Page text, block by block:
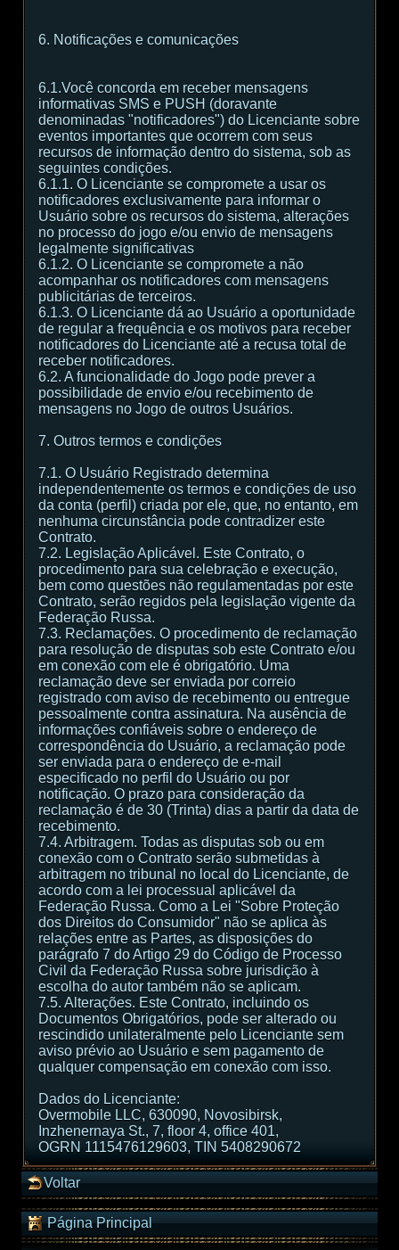
6. Notificações e comunicações
6.1.Você concorda em receber mensagens
informativas SMS e PUSH (doravante
denominadas "notificadores") do Licenciante sobre
eventos importantes que ocorrem com seus
recursos de informação dentro do sistema, sob as
seguintes condições.
6.1.1. O Licenciante se compromete a usar os
notificadores exclusivamente para informar o
Usuário sobre os recursos do sistema, alterações
no processo do jogo e/ou envio de mensagens
legalmente significativas
6.1.2. O Licenciante se compromete a não
acompanhar os notificadores com mensagens
publicitárias de terceiros.
6.1.3. O Licenciante dá ao Usuário a oportunidade
de regular a frequência e os motivos para receber
notificadores do Licenciante até a recusa total de
receber notificadores.
6.2. A funcionalidade do Jogo pode prever a
possibilidade de envio e/ou recebimento de
mensagens no Jogo de outros Usuários.
7. Outros termos e condições
7.1. O Usuário Registrado determina
independentemente os termos e condições de uso
da conta (perfil) criada por ele, que, no entanto, em
nenhuma circunstância pode contradizer este
Contrato.
7.2. Legislação Aplicável. Este Contrato, o
procedimento para sua celebração e execução,
bem como questões não regulamentadas por este
Contrato, serão regidos pela legislação vigente da
Federação Russa.
7.3. Reclamações. O procedimento de reclamação
para resolução de disputas sob este Contrato e/ou
em conexão com ele é obrigatório. Uma
reclamação deve ser enviada por correio
registrado com aviso de recebimento ou entregue
pessoalmente contra assinatura. Na ausência de
informações confiáveis sobre o endereço de
correspondência do Usuário, a reclamação pode
ser enviada para o endereço de e-mail
especificado no perfil do Usuário ou por
notificação. O prazo para consideração da
reclamação é de 30 (Trinta) dias a partir da data de
recebimento.
7.4. Arbitragem. Todas as disputas sob ou em
conexão com o Contrato serão submetidas à
arbitragem no tribunal no local do Licenciante, de
acordo com a lei processual aplicável da
Federação Russa. Como a Lei "Sobre Proteção
dos Direitos do Consumidor" não se aplica às
relações entre as Partes, as disposições do
parágrafo 7 do Artigo 29 do Código de Processo
Civil da Federação Russa sobre jurisdição à
escolha do autor também não se aplicam.
7.5. Alterações. Este Contrato, incluindo os
Documentos Obrigatórios, pode ser alterado ou
rescindido unilateralmente pelo Licenciante sem
aviso prévio ao Usuário e sem pagamento de
qualquer compensação em conexão com isso.
Dados do Licenciante:
Overmobile LLC, 630090, Novosibirsk,
Inzhenernaya St., 7, floor 4, office 401,
OGRN 1115476129603, TIN 5408290672
Voltar
Página Principal